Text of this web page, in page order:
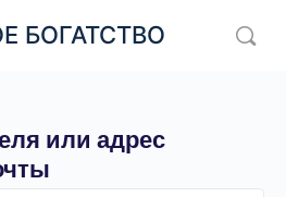
БОГАТСТВО
или адрес